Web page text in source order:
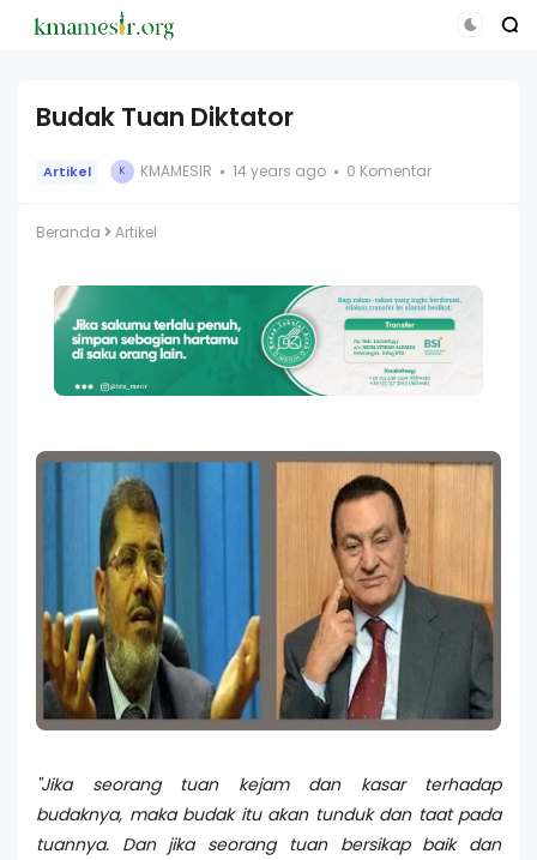
Budak Tuan Diktator
Artikel K KMAMESIR 14 years ago 0 Komentar
Beranda Artikel
"Jika seorang tuan kejam dan kasar terhadap
budaknya, maka budak itu akan tunduk dan taat pada
tuannya. Dan jika seorang tuan bersikap baik dan